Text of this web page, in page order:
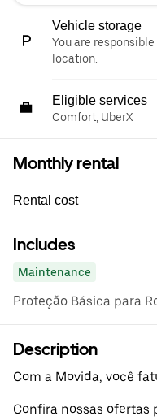
Vehicle storage
You are
location.
Eligible services
Comfort, UberX
Monthly rental
Rental cost
Includes
Maintenance
Proteção Básica para
Description
Com a Movida, você
Confira nossas ofertas